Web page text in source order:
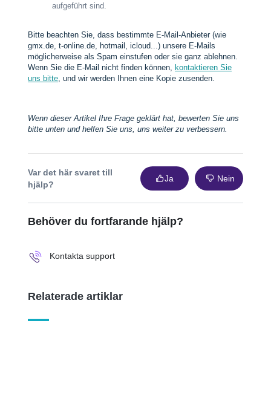
aufgeführt sind.
Bitte beachten Sie, dass bestimmte E-Mail-Anbieter (wie
gmx.de, t-online.de, hotmail, icloud...) unsere E-Mails
möglicherweise als Spam einstufen oder sie ganz ablehnen.
Wenn Sie die E-Mail nicht finden können, kontaktieren Sie
uns bitte, und wir werden Ihnen eine Kopie zusenden.
Wenn dieser Artikel Ihre Frage geklärt hat, bewerten Sie uns
bitte unten und helfen Sie uns, uns weiter zu verbessern.
Var det här svaret till
hjälp?
Ja Nein
Behöver du fortfarande hjälp?
Kontakta support
Relaterade artiklar